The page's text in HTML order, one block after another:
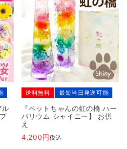
ル
送料無料 最短当日発送可能
『ペットちゃんの虹の橋 ハー
バリウム シャイニー】 お供
え
4,200
税込